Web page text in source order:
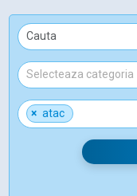
× atac